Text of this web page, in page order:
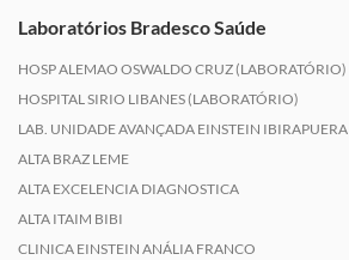
Laboratórios Bradesco Saúde
HOSP ALEMAO OSWALDO CRUZ (LABORATÓRIO)
HOSPITAL SIRIO LIBANES (LABORATÓRIO)
LAB. UNIDADE AVANÇADA EINSTEIN IBIRAPUERA
ALTA BRAZ LEME
ALTA EXCELENCIA DIAGNOSTICA
ALTA ITAIM BIBI
CLINICA EINSTEIN ANÁLIA FRANCO